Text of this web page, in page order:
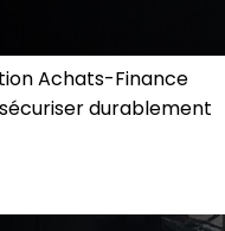
Achats-Finance
durablement